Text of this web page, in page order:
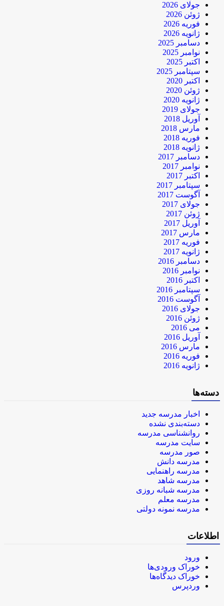
جولای 2026
ژوئن 2026
فوریه 2026
ژانویه 2026
دسامبر 2025
نوامبر 2025
اکتبر 2025
سپتامبر 2025
اکتبر 2020
ژوئن 2020
ژانویه 2020
جولای 2019
آوریل 2018
مارس 2018
فوریه 2018
ژانویه 2018
دسامبر 2017
نوامبر 2017
اکتبر 2017
سپتامبر 2017
آگوست 2017
جولای 2017
ژوئن 2017
آوریل 2017
مارس 2017
فوریه 2017
ژانویه 2017
دسامبر 2016
نوامبر 2016
اکتبر 2016
سپتامبر 2016
آگوست 2016
جولای 2016
ژوئن 2016
می 2016
آوریل 2016
مارس 2016
فوریه 2016
ژانویه 2016
دسته‌ها
اخبار مدرسه جدید
دسته‌بندی نشده
روانشناسی مدرسه
سایت مدرسه
صور مدرسه
مدرسه دانش
مدرسه راهنمایی
مدرسه شاهد
مدرسه شبانه روزی
مدرسه معلم
مدرسه نمونه دولتی
اطلاعات
ورود
خوراک ورودی‌ها
خوراک دیدگاه‌ها
وردپرس